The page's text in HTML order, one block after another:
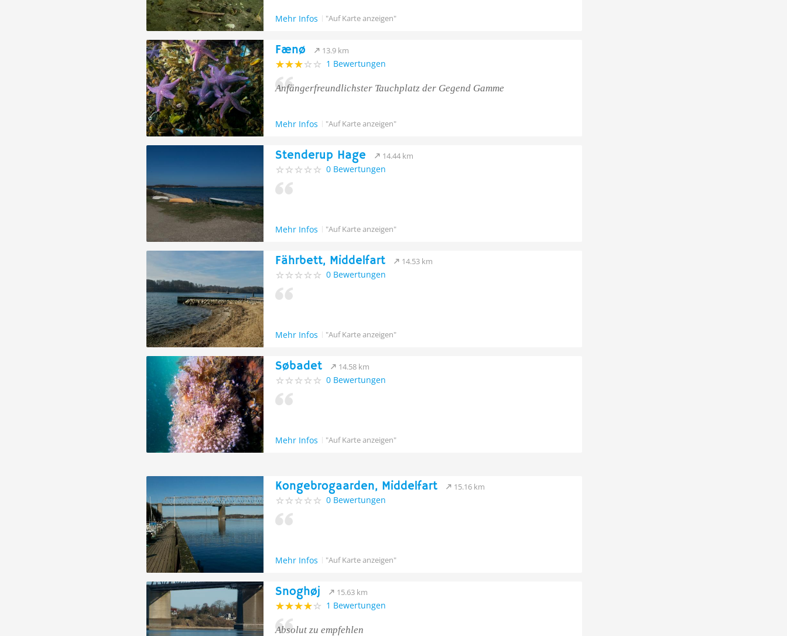
Mehr Infos "Auf Karte anzeigen"
Fænø 13.9 km
1 Bewertungen
Anfängerfreundlichster Tauchplatz der Gegend Gamme
Mehr Infos "Auf Karte anzeigen"
Stenderup Hage 14.44 km
0 Bewertungen
Mehr Infos "Auf Karte anzeigen"
Fährbett, Middelfart 14.53 km
0 Bewertungen
Mehr Infos "Auf Karte anzeigen"
Søbadet 14.58 km
0 Bewertungen
Mehr Infos "Auf Karte anzeigen"
Kongebrogaarden, Middelfart 15.16 km
0 Bewertungen
Mehr Infos "Auf Karte anzeigen"
Snoghøj 15.63 km
1 Bewertungen
Absolut zu empfehlen